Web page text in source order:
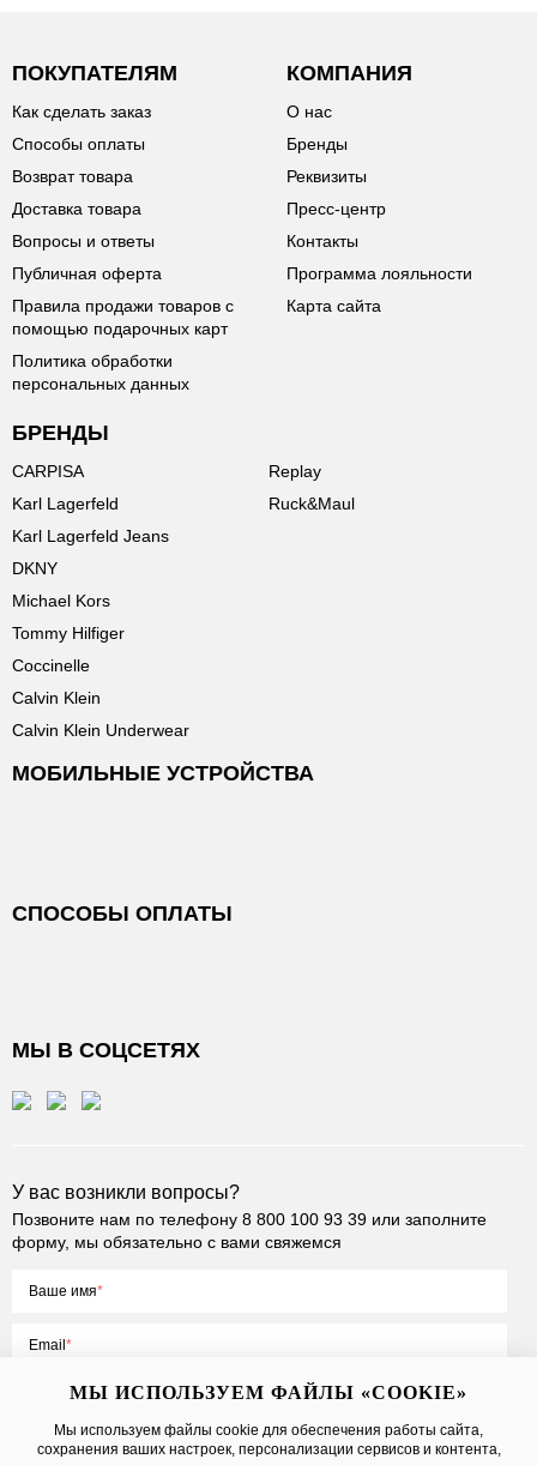
ПОКУПАТЕЛЯМ
Как сделать заказ
Способы оплаты
Возврат товара
Доставка товара
Вопросы и ответы
Публичная оферта
Правила продажи товаров с
помощью подарочных карт
Политика обработки
персональных данных
КОМПАНИЯ
О нас
Бренды
Реквизиты
Пресс-центр
Контакты
Программа лояльности
Карта сайта
БРЕНДЫ
CARPISA
Karl Lagerfeld
Karl Lagerfeld Jeans
DKNY
Michael Kors
Tommy Hilfiger
Coccinelle
Calvin Klein
Calvin Klein Underwear
Replay
Ruck&Maul
МОБИЛЬНЫЕ УСТРОЙСТВА
СПОСОБЫ ОПЛАТЫ
МЫ В СОЦСЕТЯХ
У вас возникли вопросы?
Позвоните нам по телефону 8 800 100 93 39 или заполните
форму, мы обязательно с вами свяжемся
Ваше имя
Email
Нажимая на кнопку «Отправить», вы принимаете условия
МЫ ИСПОЛЬЗУЕМ ФАЙЛЫ «COOKIE»
Мы используем файлы cookie для обеспечения работы сайта,
сохранения ваших настроек, персонализации сервисов и контента,